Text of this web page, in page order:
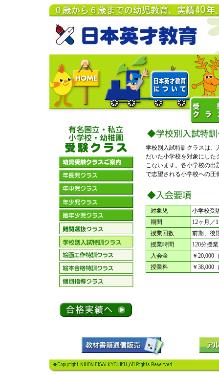
学校別入試特訓クラスは、
だいた小学校を対象にした
こないます。各小学校の出
で志望される小学校への圧
対象児
小学校受
期間
12ヶ月／
授業回数
前期、後
授業時間
120分授業
入会金
￥20,000
授業料 ￥38,000